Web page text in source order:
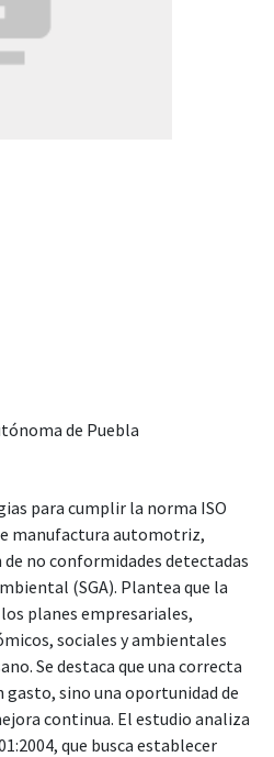
de Puebla
para cumplir la norma ISO
manufactura automotriz,
no conformidades detectadas
(SGA). Plantea que la
planes empresariales,
sociales y ambientales
Se destaca que una correcta
sino una oportunidad de
continua. El estudio analiza
que busca establecer